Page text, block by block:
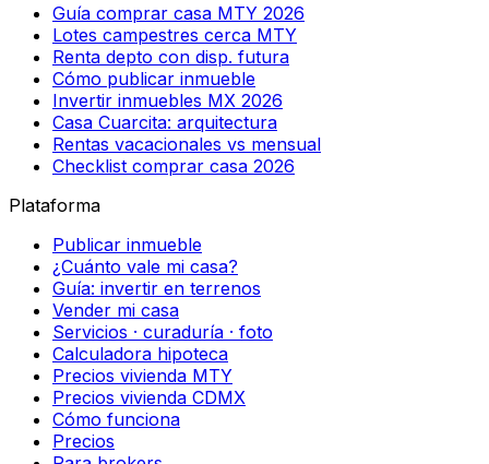
Guía comprar casa MTY 2026
Lotes campestres cerca MTY
Renta depto con disp. futura
Cómo publicar inmueble
Invertir inmuebles MX 2026
Casa Cuarcita: arquitectura
Rentas vacacionales vs mensual
Checklist comprar casa 2026
Plataforma
Publicar inmueble
¿Cuánto vale mi casa?
Guía: invertir en terrenos
Vender mi casa
Servicios · curaduría · foto
Calculadora hipoteca
Precios vivienda MTY
Precios vivienda CDMX
Cómo funciona
Precios